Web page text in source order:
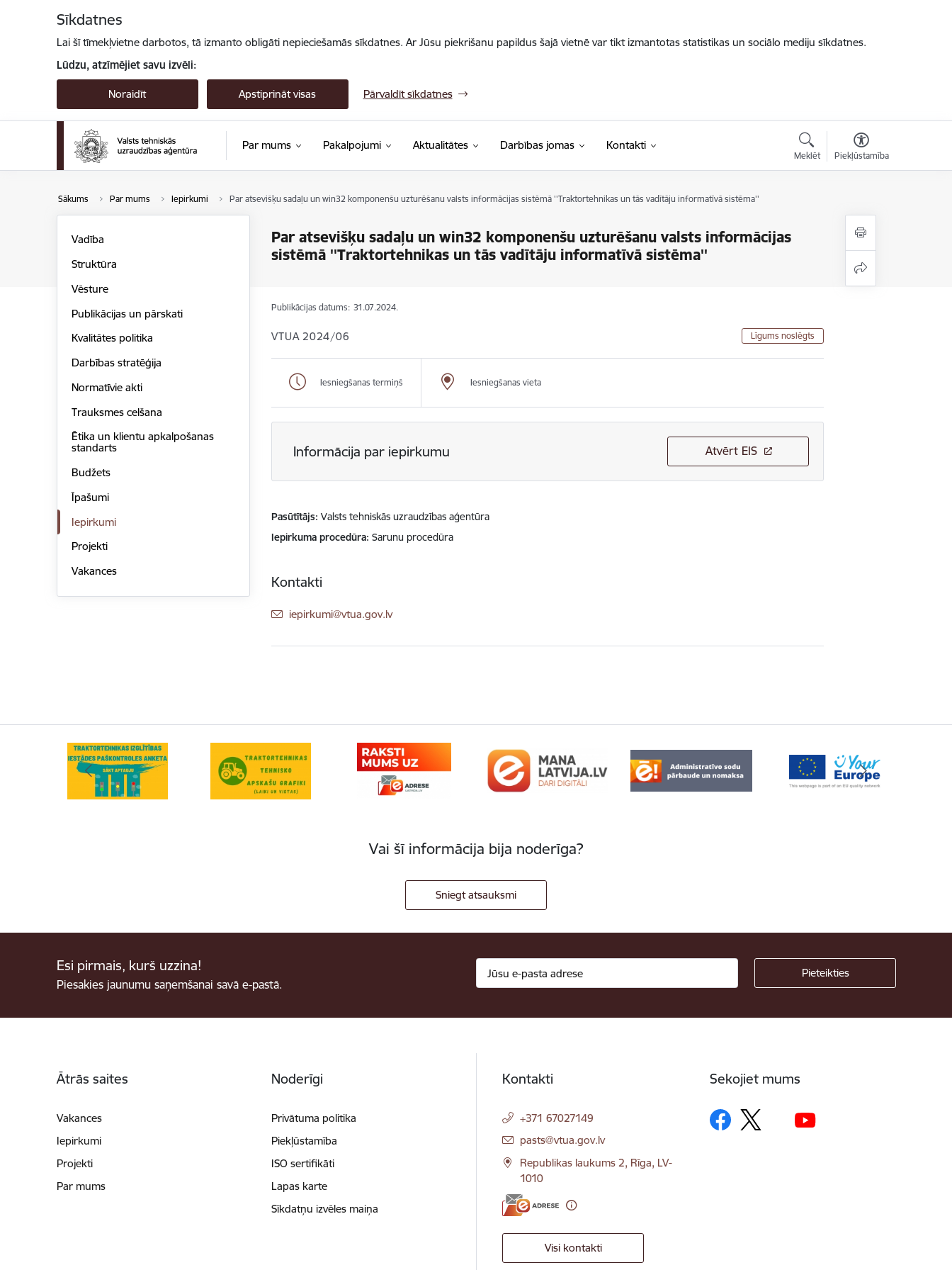
Sīkdatnes
Lai šī tīmekļvietne darbotos, tā izmanto obligāti nepieciešamās sīkdatnes. Ar Jūsu piekrišanu papildus šajā vietnē var tikt izmantotas statistikas un sociālo mediju sīkdatnes.
Lūdzu, atzīmējiet savu izvēli:
Noraidīt Apstiprināt visas Pārvaldīt sīkdatnes
Par mums Pakalpojumi Aktualitātes Darbības jomas Kontakti
Meklēt Piekļūstamība
Sākums Par mums Iepirkumi Par atsevišķu sadaļu un win32 komponenšu uzturēšanu valsts informācijas sistēmā ''Traktortehnikas un tās vadītāju informatīvā sistēma''
Par atsevišķu sadaļu un win32 komponenšu uzturēšanu valsts informācijas
sistēmā ''Traktortehnikas un tās vadītāju informatīvā sistēma''
Vadība
Struktūra
Vēsture
Publikācijas un pārskati
Kvalitātes politika
Darbības stratēģija
Normatīvie akti
Trauksmes celšana
Ētika un klientu apkalpošanas
standarts
Budžets
Īpašumi
Iepirkumi
Projekti
Vakances
Publikācijas datums: 31.07.2024.
VTUA 2024/06 Līgums noslēgts
Iesniegšanas termiņš Iesniegšanas vieta
Informācija par iepirkumu Atvērt EIS
Pasūtītājs Valsts tehniskās uzraudzības aģentūra
Iepirkuma procedūra Sarunu procedūra
Kontakti
E-pasts:
iepirkumi@vtua.gov.lv
Vai šī informācija bija noderīga?
Sniegt atsauksmi
Esi pirmais, kurš uzzina!
Piesakies jaunumu saņemšanai savā e-pastā.
Ātrās saites
Vakances
Iepirkumi
Projekti
Par mums
Noderīgi
Privātuma politika
Piekļūstamība
ISO sertifikāti
Lapas karte
Sīkdatņu izvēles maiņa
Kontakti
+371 67027149
E-pasts:
pasts@vtua.gov.lv
Republikas laukums 2, Rīga, LV-
1010
Visi kontakti
Sekojiet mums